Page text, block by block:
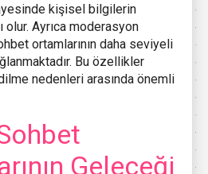
kişisel bilgilerin
olur. Ayrıca moderasyon
ortamlarının daha seviyeli
Bu özellikler
nedenleri arasında önemli
Geleceği